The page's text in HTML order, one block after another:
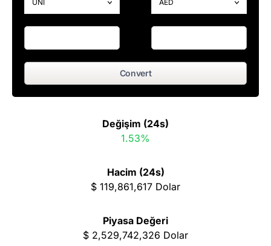
Convert
Değişim (24s)
1.53%
Hacim (24s)
$ 119,861,617 Dolar
Piyasa Değeri
$ 2,529,742,326 Dolar